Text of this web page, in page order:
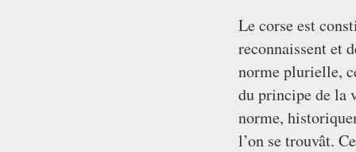
Le corse est
reconnaissent et
norme plurielle,
du principe de la
norme,
l’on se trouvât.